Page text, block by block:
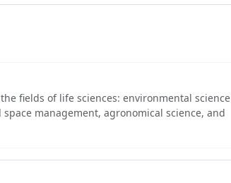
fields of life sciences: environmental science
management, agronomical science, and